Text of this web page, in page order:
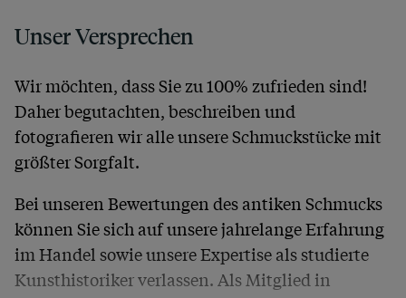
Unser Versprechen
Wir möchten, dass Sie zu 100% zufrieden sind!
Daher begutachten, beschreiben und
fotografieren wir alle unsere Schmuckstücke mit
größter Sorgfalt.
Bei unseren Bewertungen des antiken Schmucks
können Sie sich auf unsere jahrelange Erfahrung
im Handel sowie unsere Expertise als studierte
Kunsthistoriker verlassen. Als Mitglied in